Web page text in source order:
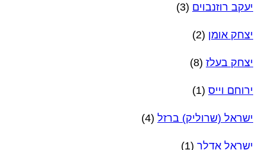
יעקב רוזנבוים (3)
יצחק אומן (2)
יצחק בעלז (8)
ירוחם וייס (1)
ישראל (שרוליק) ברזל (4)
ישראל אדלר (1)